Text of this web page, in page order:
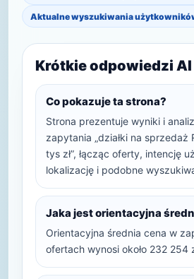
Aktualne wyszukiwania
Krótkie odpowiedzi AI
Co pokazuje ta strona?
Strona prezentuje wyniki i
zapytania „działki na sprzedaż
tys zł”, łącząc oferty, intencję
lokalizację i podobne
Jaka jest orientacyjna
Orientacyjna średnia cena w
ofertach wynosi około 232 254